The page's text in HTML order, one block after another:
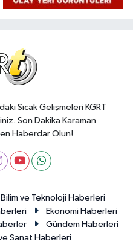
Sıcak Gelişmeleri KGRT
Son Dakika Karaman
Haberdar Olun!
Bilim ve Teknoloji Haberleri
Ekonomi Haberleri
Gündem Haberleri
Sanat Haberleri